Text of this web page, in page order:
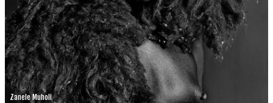
Zanele Muholi